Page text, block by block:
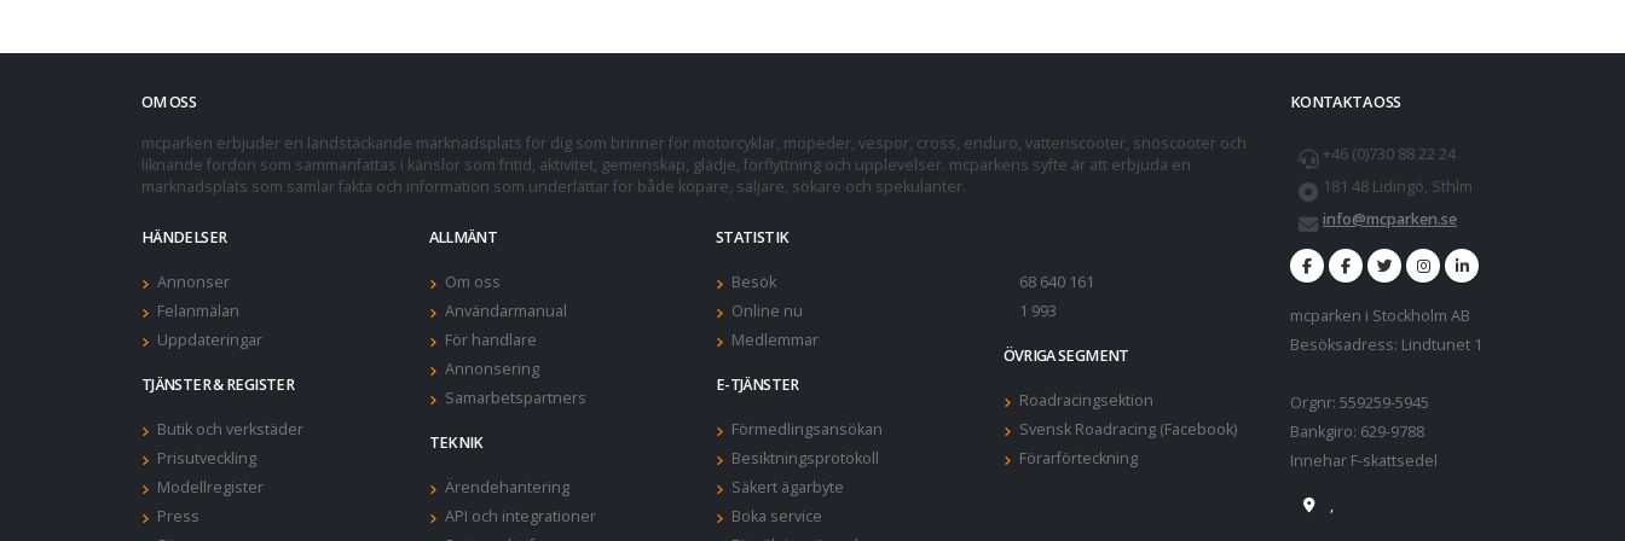
OM OSS
mcparken erbjuder en landstäckande marknadsplats för dig som brinner för motorcyklar, mopeder, vespor, cross, enduro, vattenscooter, snöscooter och
liknande fordon som sammanfattas i känslor som fritid, aktivitet, gemenskap, glädje, förflyttning och upplevelser. mcparkens syfte är att erbjuda en
marknadsplats som samlar fakta och information som underlättar för både köpare, säljare, sökare och spekulanter.
HÄNDELSER
Annonser
Felanmälan
Uppdateringar
TJÄNSTER & REGISTER
Butik och verkstäder
Prisutveckling
Modellregister
Press
ALLMÄNT
Om oss
Användarmanual
För handlare
Annonsering
Samarbetspartners
TEKNIK
Ärendehantering
API och integrationer
STATISTIK
Besök
Online nu
Medlemmar
E-TJÄNSTER
Förmedlingsansökan
Besiktningsprotokoll
Säkert ägarbyte
Boka service
68 640 161
1 993
ÖVRIGA SEGMENT
Roadracingsektion
Svensk Roadracing (Facebook)
Förarförteckning
KONTAKTA OSS
+46 (0)730 88 22 24
181 48 Lidingö, Sthlm
info@mcparken.se
mcparken i Stockholm AB
Besöksadress: Lindtunet 1
Orgnr: 559259-5945
Bankgiro: 629-9788
Innehar F-skattsedel
,